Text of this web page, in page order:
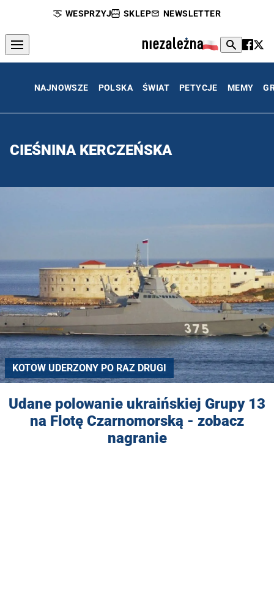
WESPRZYJ SKLEP NEWSLETTER
NAJNOWSZE POLSKA ŚWIAT PETYCJE MEMY
CIEŚNINA KERCZEŃSKA
KOTOW UDERZONY PO RAZ DRUGI
Udane polowanie ukraińskiej Grupy 13
na Flotę Czarnomorską - zobacz
nagranie